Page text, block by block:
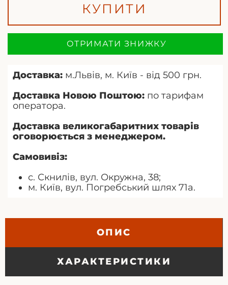
КУПИТИ
ОТРИМАТИ ЗНИЖКУ
Доставка: м.Львів, м. Київ - від 500 грн.
Доставка Новою Поштою: по тарифам
оператора.
Доставка великогабаритних товарів
оговорюється з менеджером.
Самовивіз:
с. Скнилів, вул. Окружна, 38;
м. Київ, вул. Погребський шлях 71а.
ОПИС
ХАРАКТЕРИСТИКИ